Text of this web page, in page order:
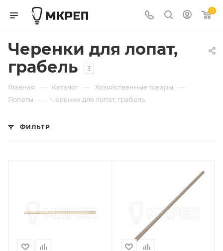
0
Черенки для лопат,
грабель
3
Главная — Каталог — Хозяйственные товары —
Лопаты — Черенки для лопат, грабель
ФИЛЬТР